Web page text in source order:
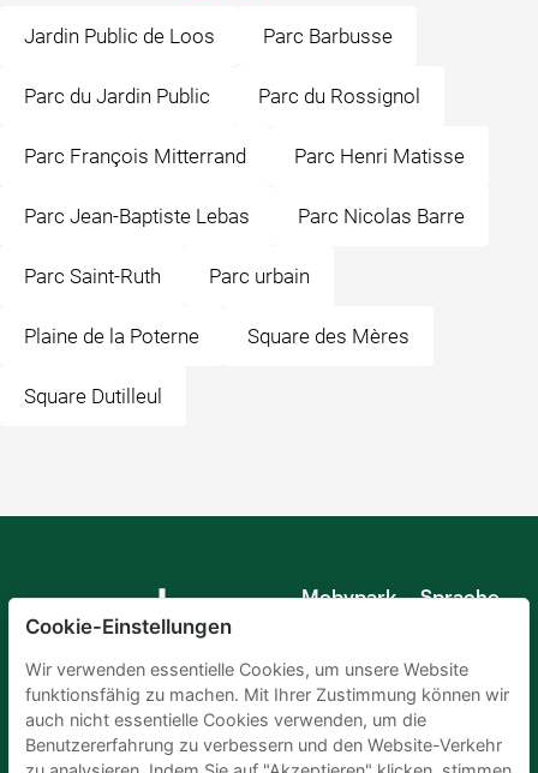
Jardin Public de Loos Parc Barbusse
Parc du Jardin Public Parc du Rossignol
Parc François Mitterrand Parc Henri Matisse
Parc Jean-Baptiste Lebas Parc Nicolas Barre
Parc Saint-Ruth Parc urbain
Plaine de la Poterne Square des Mères
Square Dutilleul
Mobypark
Sprache
Spanisch
Französisch
Italienisch
Niederländisch
Cookie-Einstellungen
Wir verwenden essentielle Cookies, um unsere Website
funktionsfähig zu machen. Mit Ihrer Zustimmung können wir
auch nicht essentielle Cookies verwenden, um die
Benutzererfahrung zu verbessern und den Website-Verkehr